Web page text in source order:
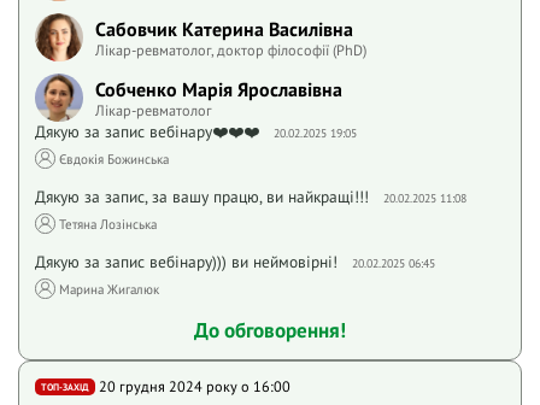
Сабовчик Катерина Василівна
Лікар-ревматолог, доктор філософії (PhD)
Собченко Марія Ярославівна
Лікар-ревматолог
Дякую за запис вебінару❤️❤️❤️ 20.02.2025 19:05
Євдокія Божинська
Дякую за запис, за вашу працю, ви найкращі!!! 20.02.2025 11:08
Тетяна Лозінська
Дякую за запис вебінару))) ви неймовірні! 20.02.2025 06:45
Марина Жигалюк
До обговорення!
ТОП-ЗАХІД 20 грудня 2024 року o 16:00